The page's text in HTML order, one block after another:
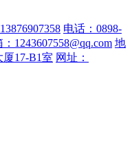
电话：0898-
：1243607558@qq.com 地
17-B1室 网址：